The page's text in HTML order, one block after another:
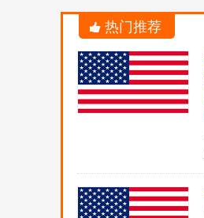
热门推荐